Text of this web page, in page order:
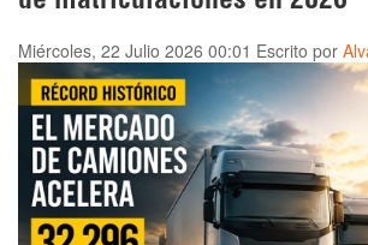
Miércoles, 22 Julio 2026 00:01 Escrito por